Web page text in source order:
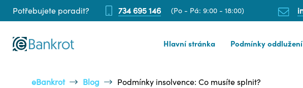
Potřebujete poradit? 734 695 146 (Po - Pá: 9:00 - 18:00)
Hlavní stránka Podmínky oddlužení
eBankrot Blog Podmínky insolvence: Co musíte splnit?